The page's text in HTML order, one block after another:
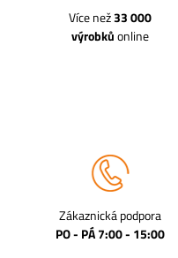
Více než33 000
výrobkůonline
Zákaznická podpora
PO - PÁ 7:00 - 15:00